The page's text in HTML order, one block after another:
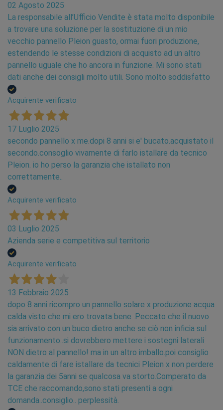
02 Agosto 2025
La responsabile all’Ufficio Vendite è stata molto disponibile
a trovare una soluzione per la sostituzione di un mio
vecchio pannello Pleion guasto, ormai fuori produzione,
estendendo le stesse condizioni di acquisto ad un altro
pannello uguale che ho ancora in funzione. Mi sono stati
dati anche dei consigli molto utili. Sono molto soddisfatto
Acquirente verificato
17 Luglio 2025
secondo pannello x me.dopi 8 anni si e' bucato.acquistato il
secondo.consoglio vivamente di farlo istallare da tecnico
Pleion. io ho perso la garanzia che istallato non
correttamente..
Acquirente verificato
03 Luglio 2025
Azienda serie e competitiva sul territorio
Acquirente verificato
13 Febbraio 2025
dopo 8 anni ricompro un pannello solare x produzione acqua
calda visto che mi ero trovata bene .Peccato che il nuovo
sia arrivato con un buco dietro anche se ciò non inficia sul
funzionamento..si dovrebbero mettere i sostegni laterali
NON dietro al pannello! ma in un altro imballo.poi consiglio
caldamente di fare istallare da tecnici Pleion x non perdere
la garanzia dei 5anni se qualcosa va storto.Comperato da
TCE che raccomando,sono stati presenti a ogni
domanda..consiglio.. perplessità.